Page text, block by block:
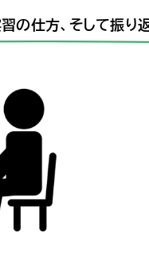
の仕方、そして振り